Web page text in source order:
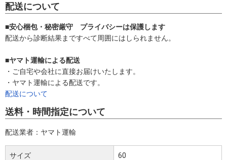
配送について
■安心梱包・秘密厳守 プライバシーは保護します
配送から診断結果まですべて周囲にはしられません。
■ヤマト運輸による配送
・ご自宅や会社に直接お届けいたします。
・ヤマト運輸による配送です。
配送について
送料・時間指定について
配送業者：ヤマト運輸
サイズ 60